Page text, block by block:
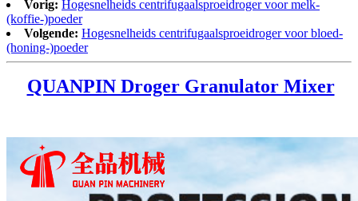
Vorig: Hogesnelheids centrifugaalsproeidroger voor melk-
(koffie-)poeder
Volgende: Hogesnelheids centrifugaalsproeidroger voor bloed-
(honing-)poeder
QUANPIN Droger Granulator Mixer